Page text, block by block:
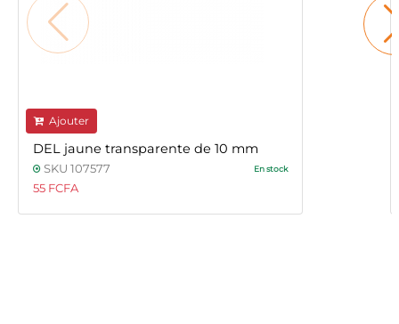
Ajouter
DEL jaune transparente de 10 mm
SKU 107577 En stock
55 FCFA